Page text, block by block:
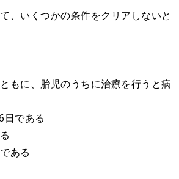
いくつかの条件をクリアしないと
もに、胎児のうちに治療を行うと病
日である
ある